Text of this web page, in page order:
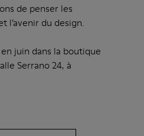
de penser les
l’avenir du design.
juin dans la boutique
Serrano 24, à